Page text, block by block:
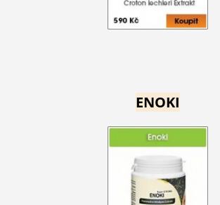
ENOKI